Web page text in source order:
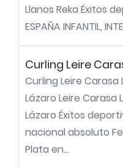
Llanos Reka Éxitos
ESPAÑA INFANTIL,
Curling Leire
Curling Leire Carasa
Lázaro Leire Carasa
Lázaro Éxitos
nacional absoluto
Plata en...